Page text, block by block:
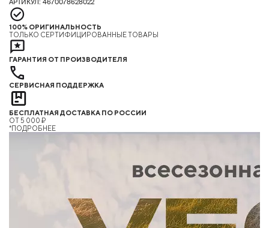
АРТИКУЛ: 4670078628022
100% ОРИГИНАЛЬНОСТЬ
ТОЛЬКО СЕРТИФИЦИРОВАННЫЕ ТОВАРЫ
ГАРАНТИЯ ОТ ПРОИЗВОДИТЕЛЯ
СЕРВИСНАЯ ПОДДЕРЖКА
БЕСПЛАТНАЯ ДОСТАВКА ПО РОССИИ
ОТ 5 000 ₽
*ПОДРОБНЕЕ